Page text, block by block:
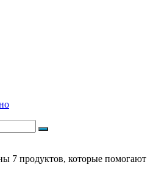
Искать
7 продуктов, которые помогают